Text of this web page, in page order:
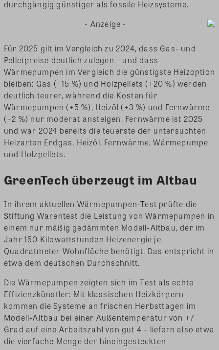
durchgängig günstiger als fossile Heizsysteme.
- Anzeige -
Für 2025 gilt im Vergleich zu 2024, dass Gas- und
Pelletpreise deutlich zulegen – und dass
Wärmepumpen im Vergleich die günstigste Heizoption
bleiben: Gas (+15 %) und Holzpellets (+20 %) werden
deutlich teurer, während die Kosten für
Wärmepumpen (+5 %), Heizöl (+3 %) und Fernwärme
(+2 %) nur moderat ansteigen. Fernwärme ist 2025
und war 2024 bereits die teuerste der untersuchten
Heizarten Erdgas, Heizöl, Fernwärme, Wärmepumpe
und Holzpellets.
GreenTech überzeugt im Altbau
In ihrem aktuellen Wärmepumpen-Test prüfte die
Stiftung Warentest die Leistung von Wärmepumpen in
einem nur mäßig gedämmten Modell-Altbau, der im
Jahr 150 Kilowattstunden Heizenergie je
Quadratmeter Wohnfläche benötigt. Das entspricht in
etwa dem deutschen Durchschnitt.
Die Wärmepumpen zeigten sich im Test als echte
Effizienzkünstler: Mit klassischen Heizkörpern
kommen die Systeme an frischen Herbsttagen im
Modell-Altbau bei einer Außentemperatur von +7
Grad auf eine Arbeitszahl von gut 4 – liefern also etwa
die vierfache Menge der hineingesteckten